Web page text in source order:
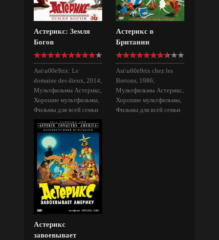
Астерикс: Земля
Богов
Ast\u00e9rix: Le
domaine des dieux, 2014;
Мультфильмы Астерикс,
Хорошие мультфильмы,
Фильмы для всей семьи
Астерикс в
Британии
Ast\u00e9rix chez les
Bretons, 1986;
Мультфильмы Астерикс,
Хорошие мультфильмы,
Фильмы для всей семьи
Астерикс
завоевывает